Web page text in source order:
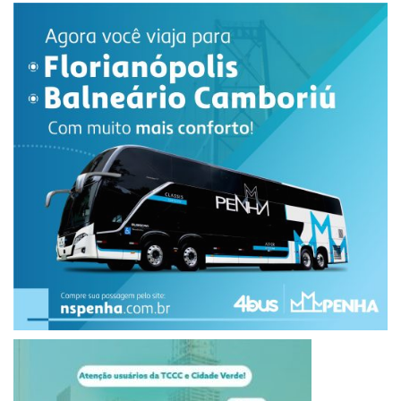
Segundo o Artigo 52 da Constituição Federal, os indicados
que obrigatoriamente passam por sabatina no Senado
incluem: presidente e diretores do Banco Central, além de
chefes da Defensoria Pública da União, ministros do STF,
STJ, TST, STM e Tribunal de Contas da União, procurador-
geral da República e o advogado-geral da União, além de
eiretores e presidentes de agências reguladoras, como
Anatel, Aneel, Anvisa, entre outras, e embaixadores e
representantes do Brasil em organismos internacionais. (inf
Angelo Rigon)